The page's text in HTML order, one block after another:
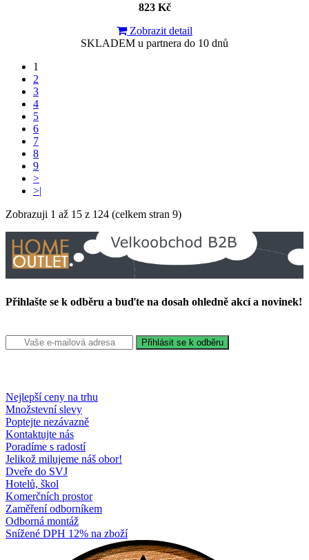
823 Kč
Zobrazit detail
SKLADEM u partnera do 10 dnů
1
2
3
4
5
6
7
8
9
>
>|
Zobrazuji 1 až 15 z 124 (celkem stran 9)
Přihlašte se k odběru a buďte na dosah ohledně akcí a novinek!
Nejlepší ceny na trhu
Množstevní slevy
Poptejte nezávazně
Kontaktujte nás
Poradíme s radostí
Jelikož milujeme náš obor!
Dveře do SVJ
Hotelů, škol
Komerčních prostor
Zaměření odborníkem
Odborná montáž
Snížené DPH 12% na zboží